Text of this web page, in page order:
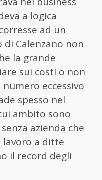
a logica
ad un
Calenzano non
la grande
sui costi o non
eccessivo
spesso nel
ambito sono
azienda che
a ditte
il record degli